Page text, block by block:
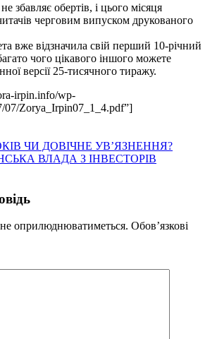
збавляє обертів, і цього місяця
черговим випуском друкованого
вже відзначила свій перший 10-річний
чого цікавого іншого можете
версії 25-тисячного тиражу.
irpin.info/wp-
07/Zorya_Irpin07_1_4.pdf”]
ЧИ ДОВІЧНЕ УВ’ЯЗНЕННЯ?
ВЛАДА З ІНВЕСТОРІВ
оприлюднюватиметься. Обов’язкові